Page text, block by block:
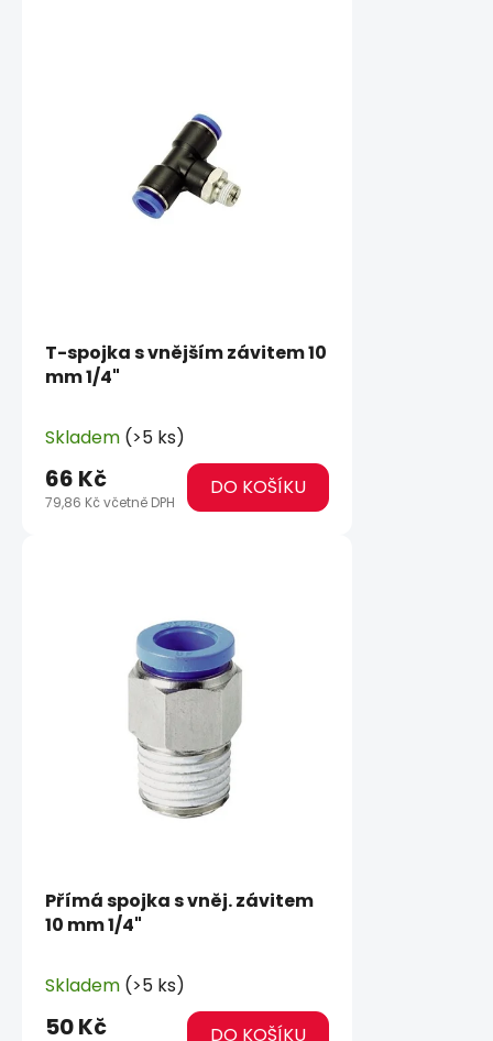
T-spojka s vnějším závitem 10
mm 1/4"
Skladem (>5 ks)
79,86 Kč včetně DPH
66 Kč DO KOŠÍKU
Přímá spojka s vněj. závitem
10 mm 1/4"
Skladem (>5 ks)
50 Kč DO KOŠÍKU